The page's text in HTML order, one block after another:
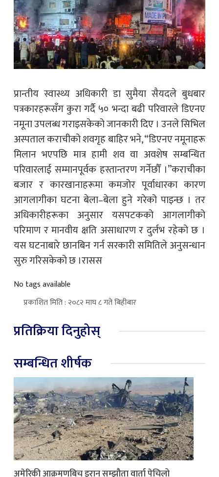
प्रान्तीय स्वास्थ्य अधिकारी डा सुमैया सैयदले बुधबार
पत्रकारहरूसँग कुरा गर्दै ५० भन्दा बढी परिवारले डिएनए
नमूना उपलब्ध गराइसकेको जानकारी दिए । उनले सिभिल
अस्पताल कराचीको शवगृह बाहिर भने, “डिएनए नमूनाहरू
मिलान भएपछि मात्र हामी शव वा अवशेष सम्बन्धित
परिवारलाई सम्मानपूर्वक हस्तान्तरण गर्नेछौँ ।”कराचीका
बजार र कारखानाहरूमा कमजोर पूर्वाधारका कारण
आगलागीका घटना बेला–बेला हुने गरेको पाइन्छ । तर
अधिकारीहरूका अनुसार यसपटकको आगलागीको
परिमाण र मानवीय क्षति असाधारण र दुर्लभ रहेको छ ।
यस घटनाबारे छानबिन गर्न सरकारी समितिले अनुसन्धान
सुरु गरिसकेको छ ।रासस
No tags available
प्रकाशित मिति : २०८२ माघ ८ गते बिहीबार
प्रतिक्रिया दिनुहोस्
सम्बन्धित शीर्षक
अमेरिकी आक्रमणबिच इरान सम्झौता वार्ता पेचिलो